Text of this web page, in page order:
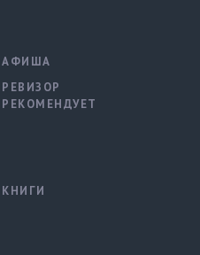
АФИША
РЕВИЗОР
РЕКОМЕНДУЕТ
КНИГИ